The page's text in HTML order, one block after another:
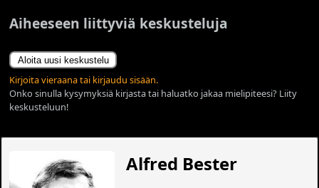
Aiheeseen liittyviä keskusteluja
Aloita uusi keskustelu
Kirjoita vieraana tai kirjaudu sisään.
Onko sinulla kysymyksiä kirjasta tai haluatko jakaa mielipiteesi? Liity
keskusteluun!
Alfred Bester